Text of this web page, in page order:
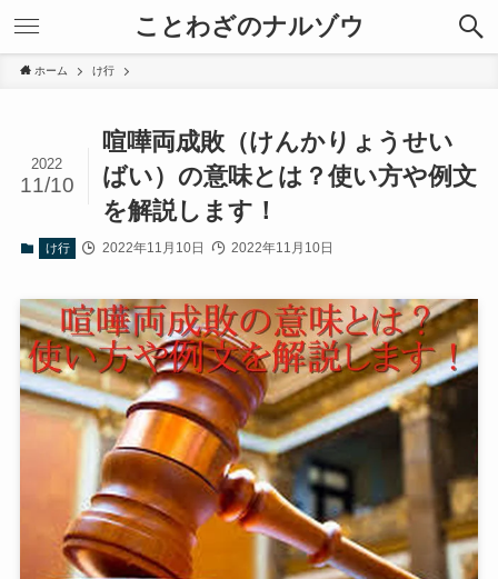
ことわざのナルゾウ
ホーム け行
喧嘩両成敗（けんかりょうせい
ばい）の意味とは？使い方や例文
を解説します！
2022
11/10
け行 2022年11月10日 2022年11月10日